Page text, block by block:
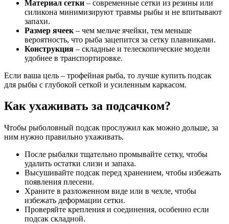
Материал сетки – современные сетки из резины или
силикона минимизируют травмы рыбы и не впитывают
запахи.
Размер ячеек – чем мельче ячейки, тем меньше
вероятность, что рыба зацепится за сетку плавниками.
Конструкция – складные и телескопические модели
удобнее в транспортировке.
Если ваша цель – трофейная рыба, то лучше купить подсак
для рыбы с глубокой сеткой и усиленным каркасом.
Как ухаживать за подсачком?
Чтобы рыболовный подсак прослужил как можно дольше, за
ним нужно правильно ухаживать.
После рыбалки тщательно промывайте сетку, чтобы
удалить остатки слизи и запаха.
Высушивайте подсак перед хранением, чтобы избежать
появления плесени.
Храните в разложенном виде или в чехле, чтобы
избежать деформации сетки.
Проверяйте крепления и соединения, особенно если
подсак складной.